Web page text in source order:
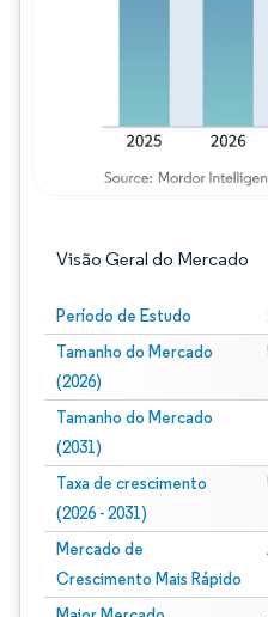
Visão Geral do Mercado
Período de Estudo
Tamanho do Mercado
(2026)
Tamanho do Mercado
(2031)
Taxa de crescimento
(2026 - 2031)
Mercado de
Crescimento Mais Rápido